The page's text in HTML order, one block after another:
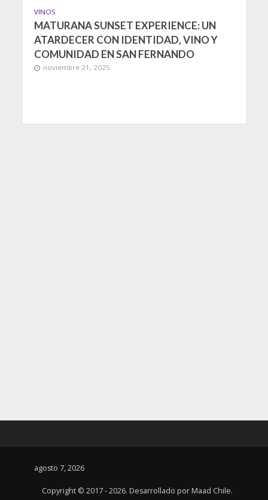
VINOS
MATURANA SUNSET EXPERIENCE: UN
ATARDECER CON IDENTIDAD, VINO Y
COMUNIDAD EN SAN FERNANDO
noviembre 21, 2025
agosto 7, 2026
Copyright © 2017 - 2026. Desarrollado por Maad Chile.